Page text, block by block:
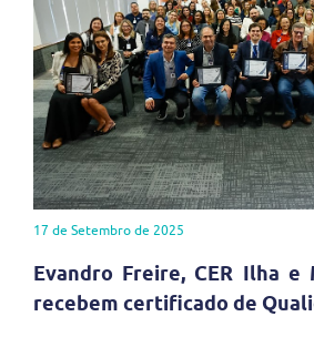
17 de Setembro de 2025
Evandro Freire, CER Ilha e
recebem certificado de